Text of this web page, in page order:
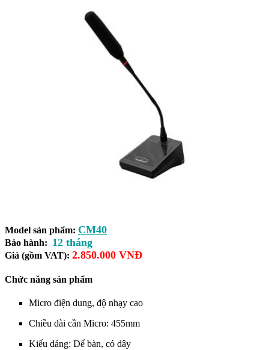
Model sản phẩm: CM40
Bảo hành: 12 tháng
Giá (gồm VAT): 2.850.000 VNĐ
Chức năng sản phẩm
Micro điện dung, độ nhạy cao
Chiều dài cần Micro: 455mm
Kiểu dáng: Dể bàn, có dây